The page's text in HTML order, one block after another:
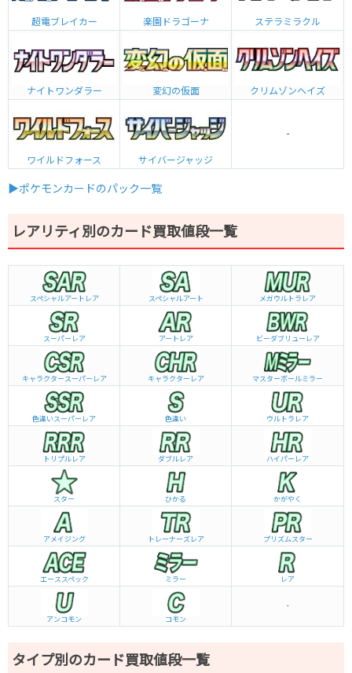
超電ブレイカー 楽園ドラゴーナ ステラミラクル
ナイトワンダラー 変幻の仮面 クリムゾンヘイズ
ワイルドフォース サイバージャッジ
-
▶ポケモンカードのパック一覧
レアリティ別のカード買取値段一覧
スペシャルアートレア スペシャルアート メガウルトラレア
スーパーレア アートレア ビーダブリュー レア
キャラクタースーパーレア キャラクターレア マスターボールミラー
色違いスーパーレア 色違い ウルトラレア
トリプルレア ダブルレア ハイパーレア
スター ひかる かがやく
アメイジング トレーナーズレア プリズムスター
エーススペック ミラー レア
アンコモン コモン
-
タイプ別のカード買取値段一覧